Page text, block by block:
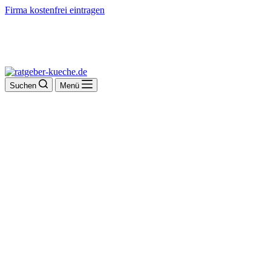
Firma kostenfrei eintragen
Suchen Menü